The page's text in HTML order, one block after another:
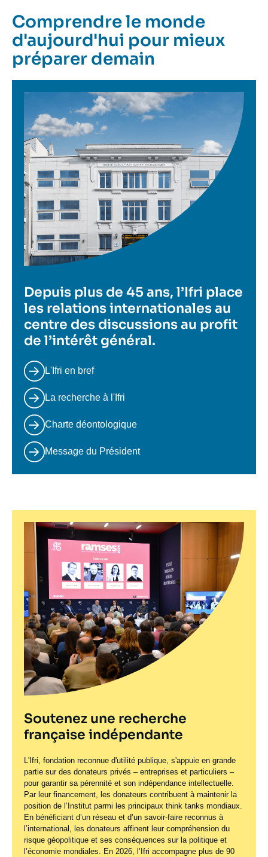
Comprendre le monde
d'aujourd'hui pour mieux
préparer demain
Image
Depuis plus de 45 ans, l’Ifri place
les relations internationales au
centre des discussions au profit
de l’intérêt général.
L'Ifri en bref
La recherche à l'Ifri
Charte déontologique
Message du Président
Soutenez une recherche
française indépendante
L'Ifri, fondation reconnue d'utilité publique, s'appuie en grande
partie sur des donateurs privés – entreprises et particuliers –
pour garantir sa pérennité et son indépendance intellectuelle.
Par leur financement, les donateurs contribuent à maintenir la
position de l’Institut parmi les principaux think tanks mondiaux.
En bénéficiant d’un réseau et d’un savoir-faire reconnus à
l’international, les donateurs affinent leur compréhension du
risque géopolitique et ses conséquences sur la politique et
l’économie mondiales. En 2026, l’Ifri accompagne plus de 90